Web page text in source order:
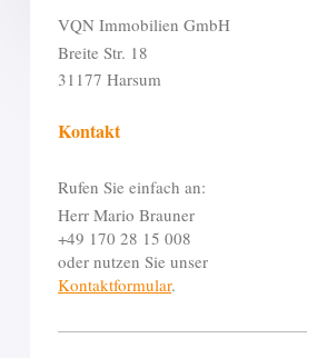
VQN Immobilien GmbH
Breite Str. 18
31177 Harsum
Kontakt
Rufen Sie einfach an:
Herr Mario Brauner
+49 170 28 15 008
oder nutzen Sie unser
Kontaktformular.